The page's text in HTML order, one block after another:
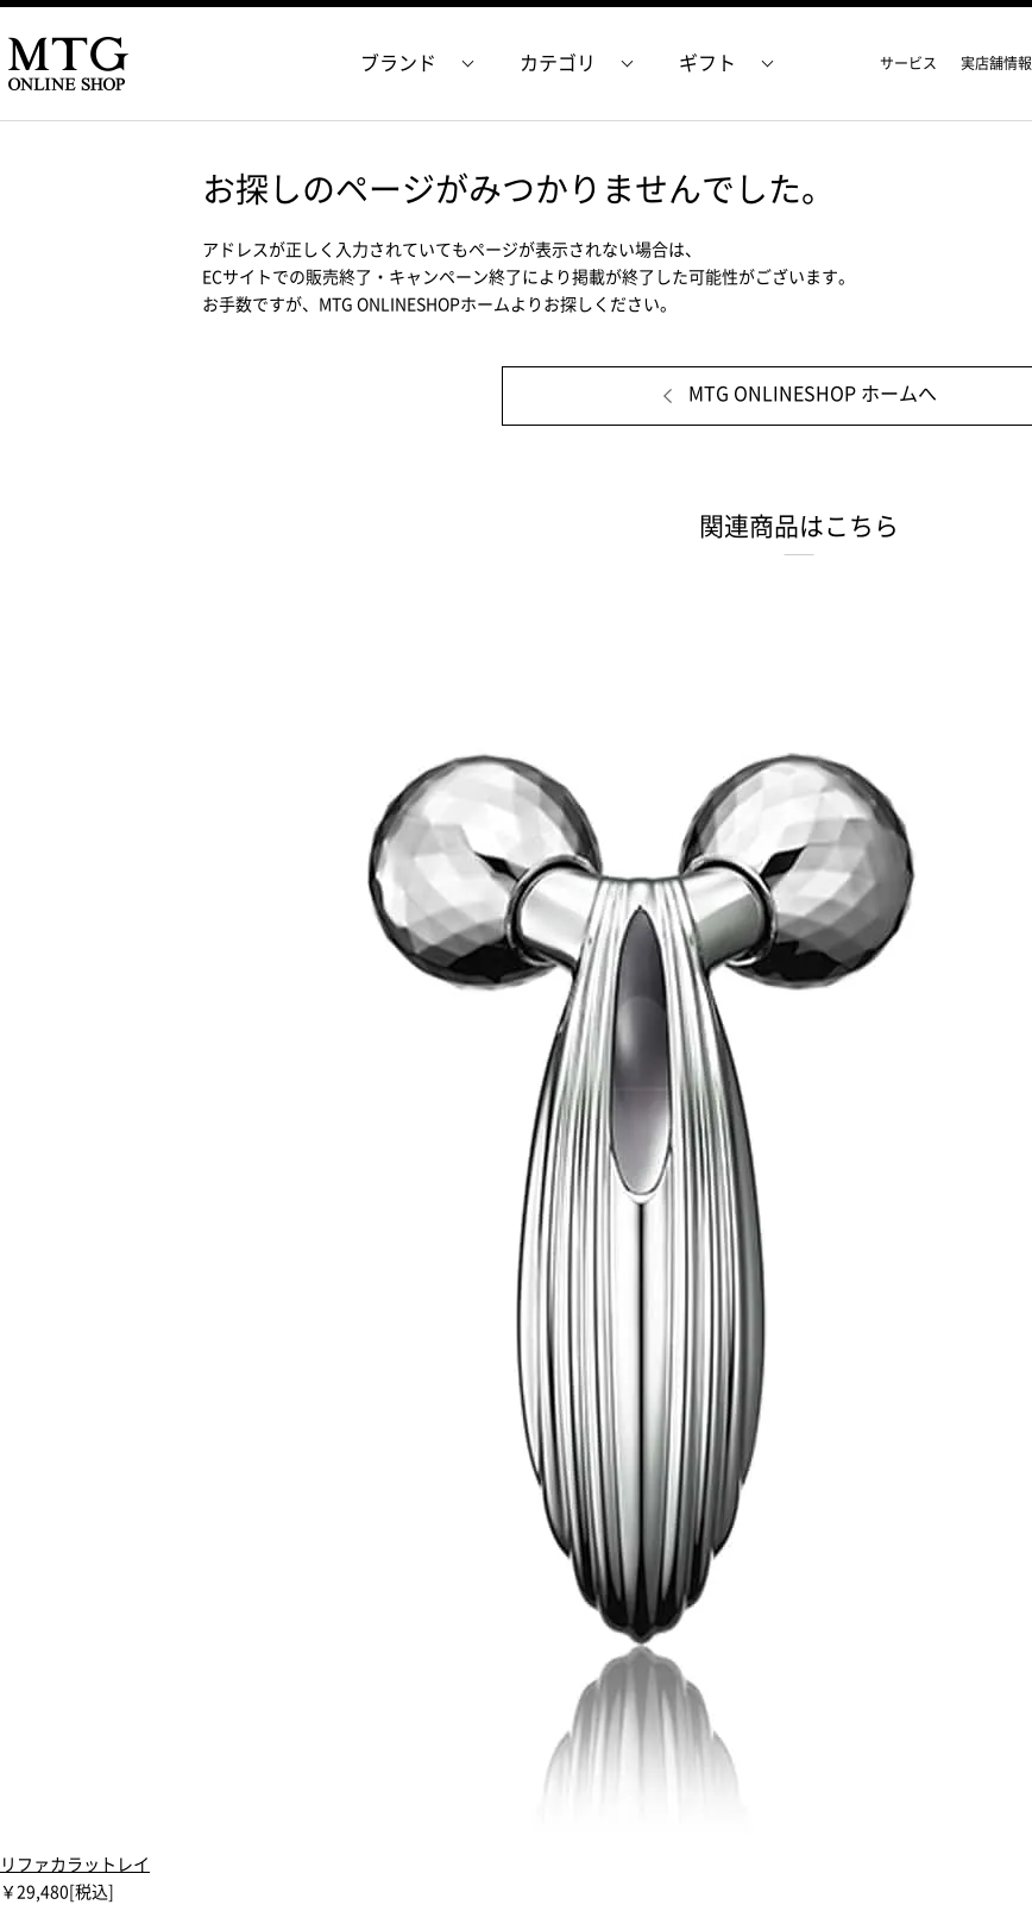
ブランド カテゴリ ギフト サービス 実店舗情報
お探しのページがみつかりませんでした。
アドレスが正しく入力されていてもページが表示されない場合は、
ECサイトでの販売終了・キャンペーン終了により掲載が終了した可能性がございます。
お手数ですが、MTG ONLINESHOPホームよりお探しください。
MTG ONLINESHOP ホームへ
関連商品はこちら
リファカラットレイ
￥29,480 [税込]